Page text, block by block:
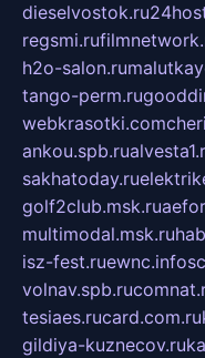
dieselvostok.ru
regsmi.ru
h2o-salon.ru
tango-perm.ru
webkrasotki.com
ankou.spb.ru
sakhatoday.ru
golf2club.msk.ru
multimodal.msk.ru
isz-fest.ruewnc.info
volnav.spb.ru
tesiaes.rucard.com.ru
gildiya-kuznecov.ru